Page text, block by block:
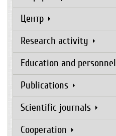
Центр
Research activity
Education and personnel
Publications
Scientific journals
Cooperation